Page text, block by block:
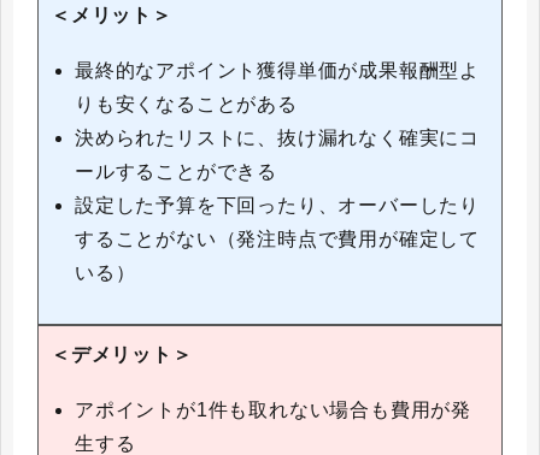
＜メリット＞
最終的なアポイント獲得単価が成果報酬型よ
りも安くなることがある
決められたリストに、抜け漏れなく確実にコ
ールすることができる
設定した予算を下回ったり、オーバーしたり
することがない（発注時点で費用が確定して
いる）
＜デメリット＞
アポイントが1件も取れない場合も費用が発
生する